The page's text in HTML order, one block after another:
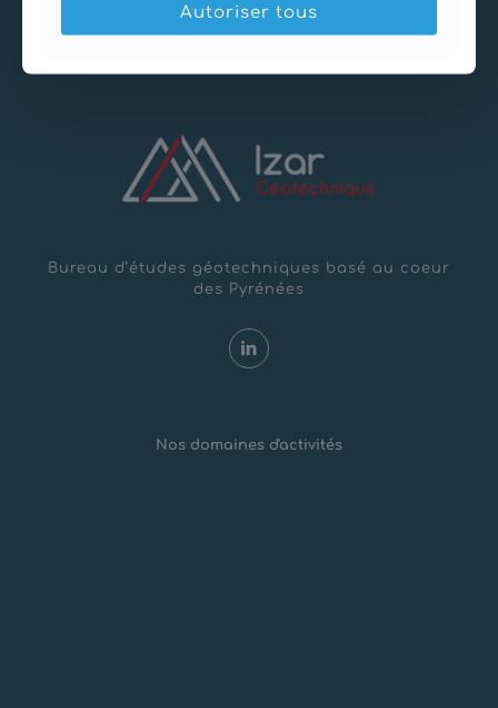
Bureau d’études géotechniques basé au coeur
des Pyrénées
Nos domaines d'activités
Autoriser tous